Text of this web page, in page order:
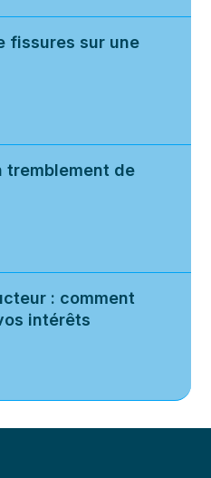
fissures sur une
tremblement de
: comment
intérêts